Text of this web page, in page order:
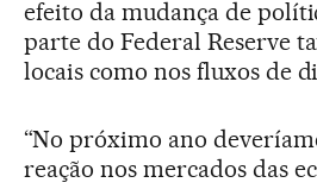
efeito da mudança de
parte do Federal Reserve
locais como nos fluxos de
“No próximo ano
reação nos mercados das